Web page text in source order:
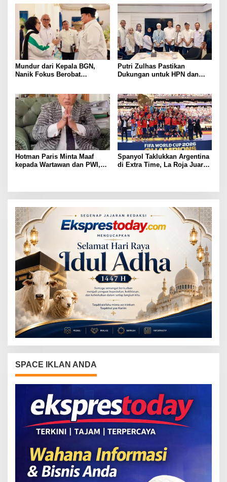
Mundur dari Kepala BGN,
Nanik Fokus Berobat
Putri Zulhas Pastikan
Dukungan untuk HPN dan
Promosi Nasional
Hotman Paris Minta Maaf
kepada Wartawan dan PWI,
Spanyol Taklukkan Argentina
di Extra Time, La Roja Juara
SPACE IKLAN ANDA